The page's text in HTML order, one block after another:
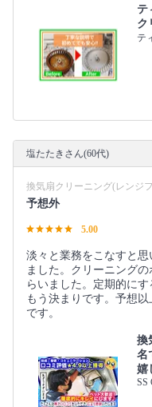
テ
ク
テ
塩たたきさん(60代)
換気扇クリーニング(レンジ
予想外
5.00
淡々と業務をこなすと
ました。クリーニング
らいました。定期的に
もう決まりです。予想
です。
換
名
嬉
SS